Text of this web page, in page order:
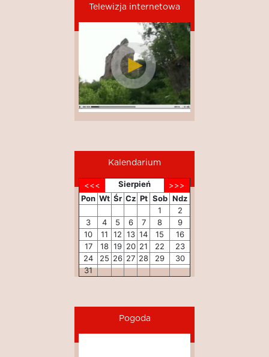
Telewizja internetowa
Kalendarium
Sierpień
Pon Wt Śr Cz Pt Sob Ndz
1
2
3
4 5 6 7 8
9
10
11 12 13 14 15
16
17
18 19 20 21 22
23
24
25 26 27 28 29
30
31
Pogoda